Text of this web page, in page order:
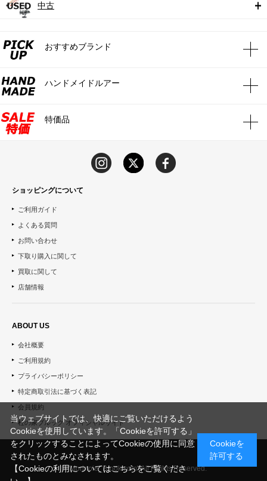
中古
おすすめブランド
ハンドメイドルアー
特価品
ショッピングについて
ご利用ガイド
よくある質問
お問い合わせ
下取り購入に関して
買取に関して
店舗情報
ABOUT US
会社概要
ご利用規約
プライバシーポリシー
特定商取引法に基づく表記
会員規約
杜の家ブルック オフィシャルサイト
© "Morinoie_Brook.com" All Rights Reserved.
当ウェブサイトでは、快適にご覧いただけるよう
Cookieを使用しています。「Cookieを許可する」
をクリックすることによってCookieの使用に同意
されたものとみなされます。
【Cookieの利用についてはこちらをご覧くださ
Cookieを
許可する